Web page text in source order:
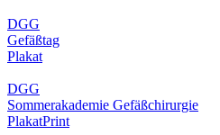
DGG
Gefäßtag
Plakat
DGG
Sommerakademie Gefäßchirurgie
PlakatPrint